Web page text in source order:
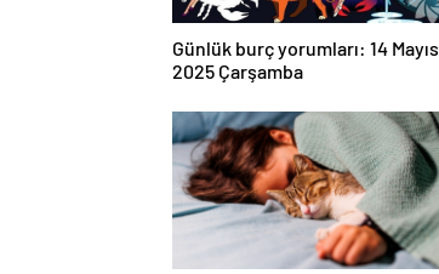
Günlük burç yorumları: 14 Mayıs
2025 Çarşamba